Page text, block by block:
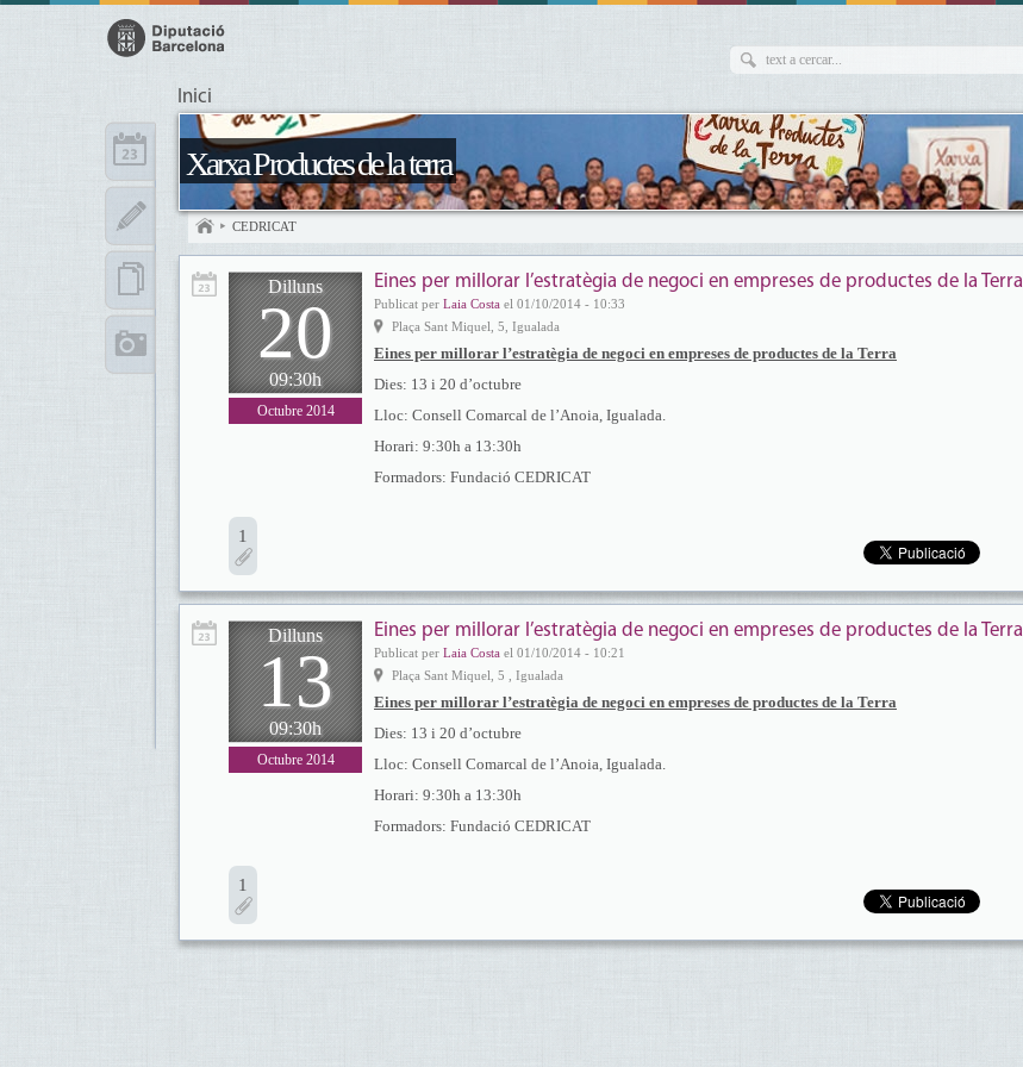
Inici
Xarxa Productes de la terra
CEDRICAT
Dilluns
20
09:30h
Octubre 2014
Eines per millorar l’estratègia de negoci en empreses de productes de la Terra
Publicat per Laia Costa el 01/10/2014 - 10:33
Plaça Sant Miquel, 5, Igualada
Eines per millorar l’estratègia de negoci en empreses de productes de la Terra
Dies: 13 i 20 d’octubre
Lloc: Consell Comarcal de l’Anoia, Igualada.
Horari: 9:30h a 13:30h
Formadors: Fundació CEDRICAT
1
Dilluns
13
09:30h
Octubre 2014
Eines per millorar l’estratègia de negoci en empreses de productes de la Terra
Publicat per Laia Costa el 01/10/2014 - 10:21
Plaça Sant Miquel, 5 , Igualada
Eines per millorar l’estratègia de negoci en empreses de productes de la Terra
Dies: 13 i 20 d’octubre
Lloc: Consell Comarcal de l’Anoia, Igualada.
Horari: 9:30h a 13:30h
Formadors: Fundació CEDRICAT
1